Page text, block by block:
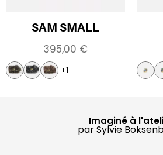
SAM SMALL
395,00 €
+1
Imaginé à
par Sylvie